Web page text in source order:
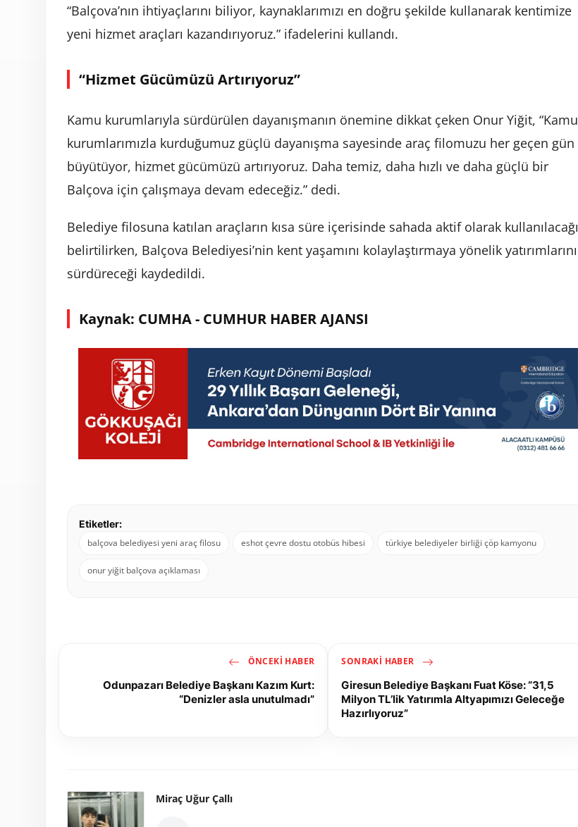
“Balçova’nın ihtiyaçlarını biliyor, kaynaklarımızı en doğru şekilde kullanarak kentimize
yeni hizmet araçları kazandırıyoruz.” ifadelerini kullandı.
“Hizmet Gücümüzü Artırıyoruz”
Kamu kurumlarıyla sürdürülen dayanışmanın önemine dikkat çeken Onur Yiğit, “Kamu
kurumlarımızla kurduğumuz güçlü dayanışma sayesinde araç filomuzu her geçen gün
büyütüyor, hizmet gücümüzü artırıyoruz. Daha temiz, daha hızlı ve daha güçlü bir
Balçova için çalışmaya devam edeceğiz.” dedi.
Belediye filosuna katılan araçların kısa süre içerisinde sahada aktif olarak kullanılacağı
belirtilirken, Balçova Belediyesi’nin kent yaşamını kolaylaştırmaya yönelik yatırımlarını
sürdüreceği kaydedildi.
Kaynak: CUMHA - CUMHUR HABER AJANSI
Etiketler:
balçova belediyesi yeni araç filosu
eshot çevre dostu otobüs hibesi türkiye belediyeler birliği çöp kamyonu
onur yiğit balçova açıklaması
ÖNCEKI HABER
Odunpazarı Belediye Başkanı Kazım Kurt:
“Denizler asla unutulmadı”
SONRAKI HABER
Giresun Belediye Başkanı Fuat Köse: “31,5
Milyon TL’lik Yatırımla Altyapımızı Geleceğe
Hazırlıyoruz”
Miraç Uğur Çallı